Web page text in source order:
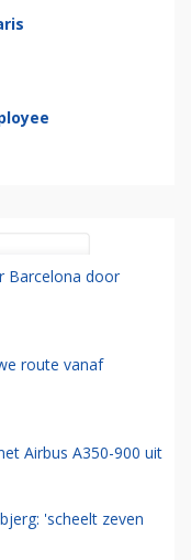
Barcelona door
route vanaf
Airbus A350-900 uit
'scheelt zeven